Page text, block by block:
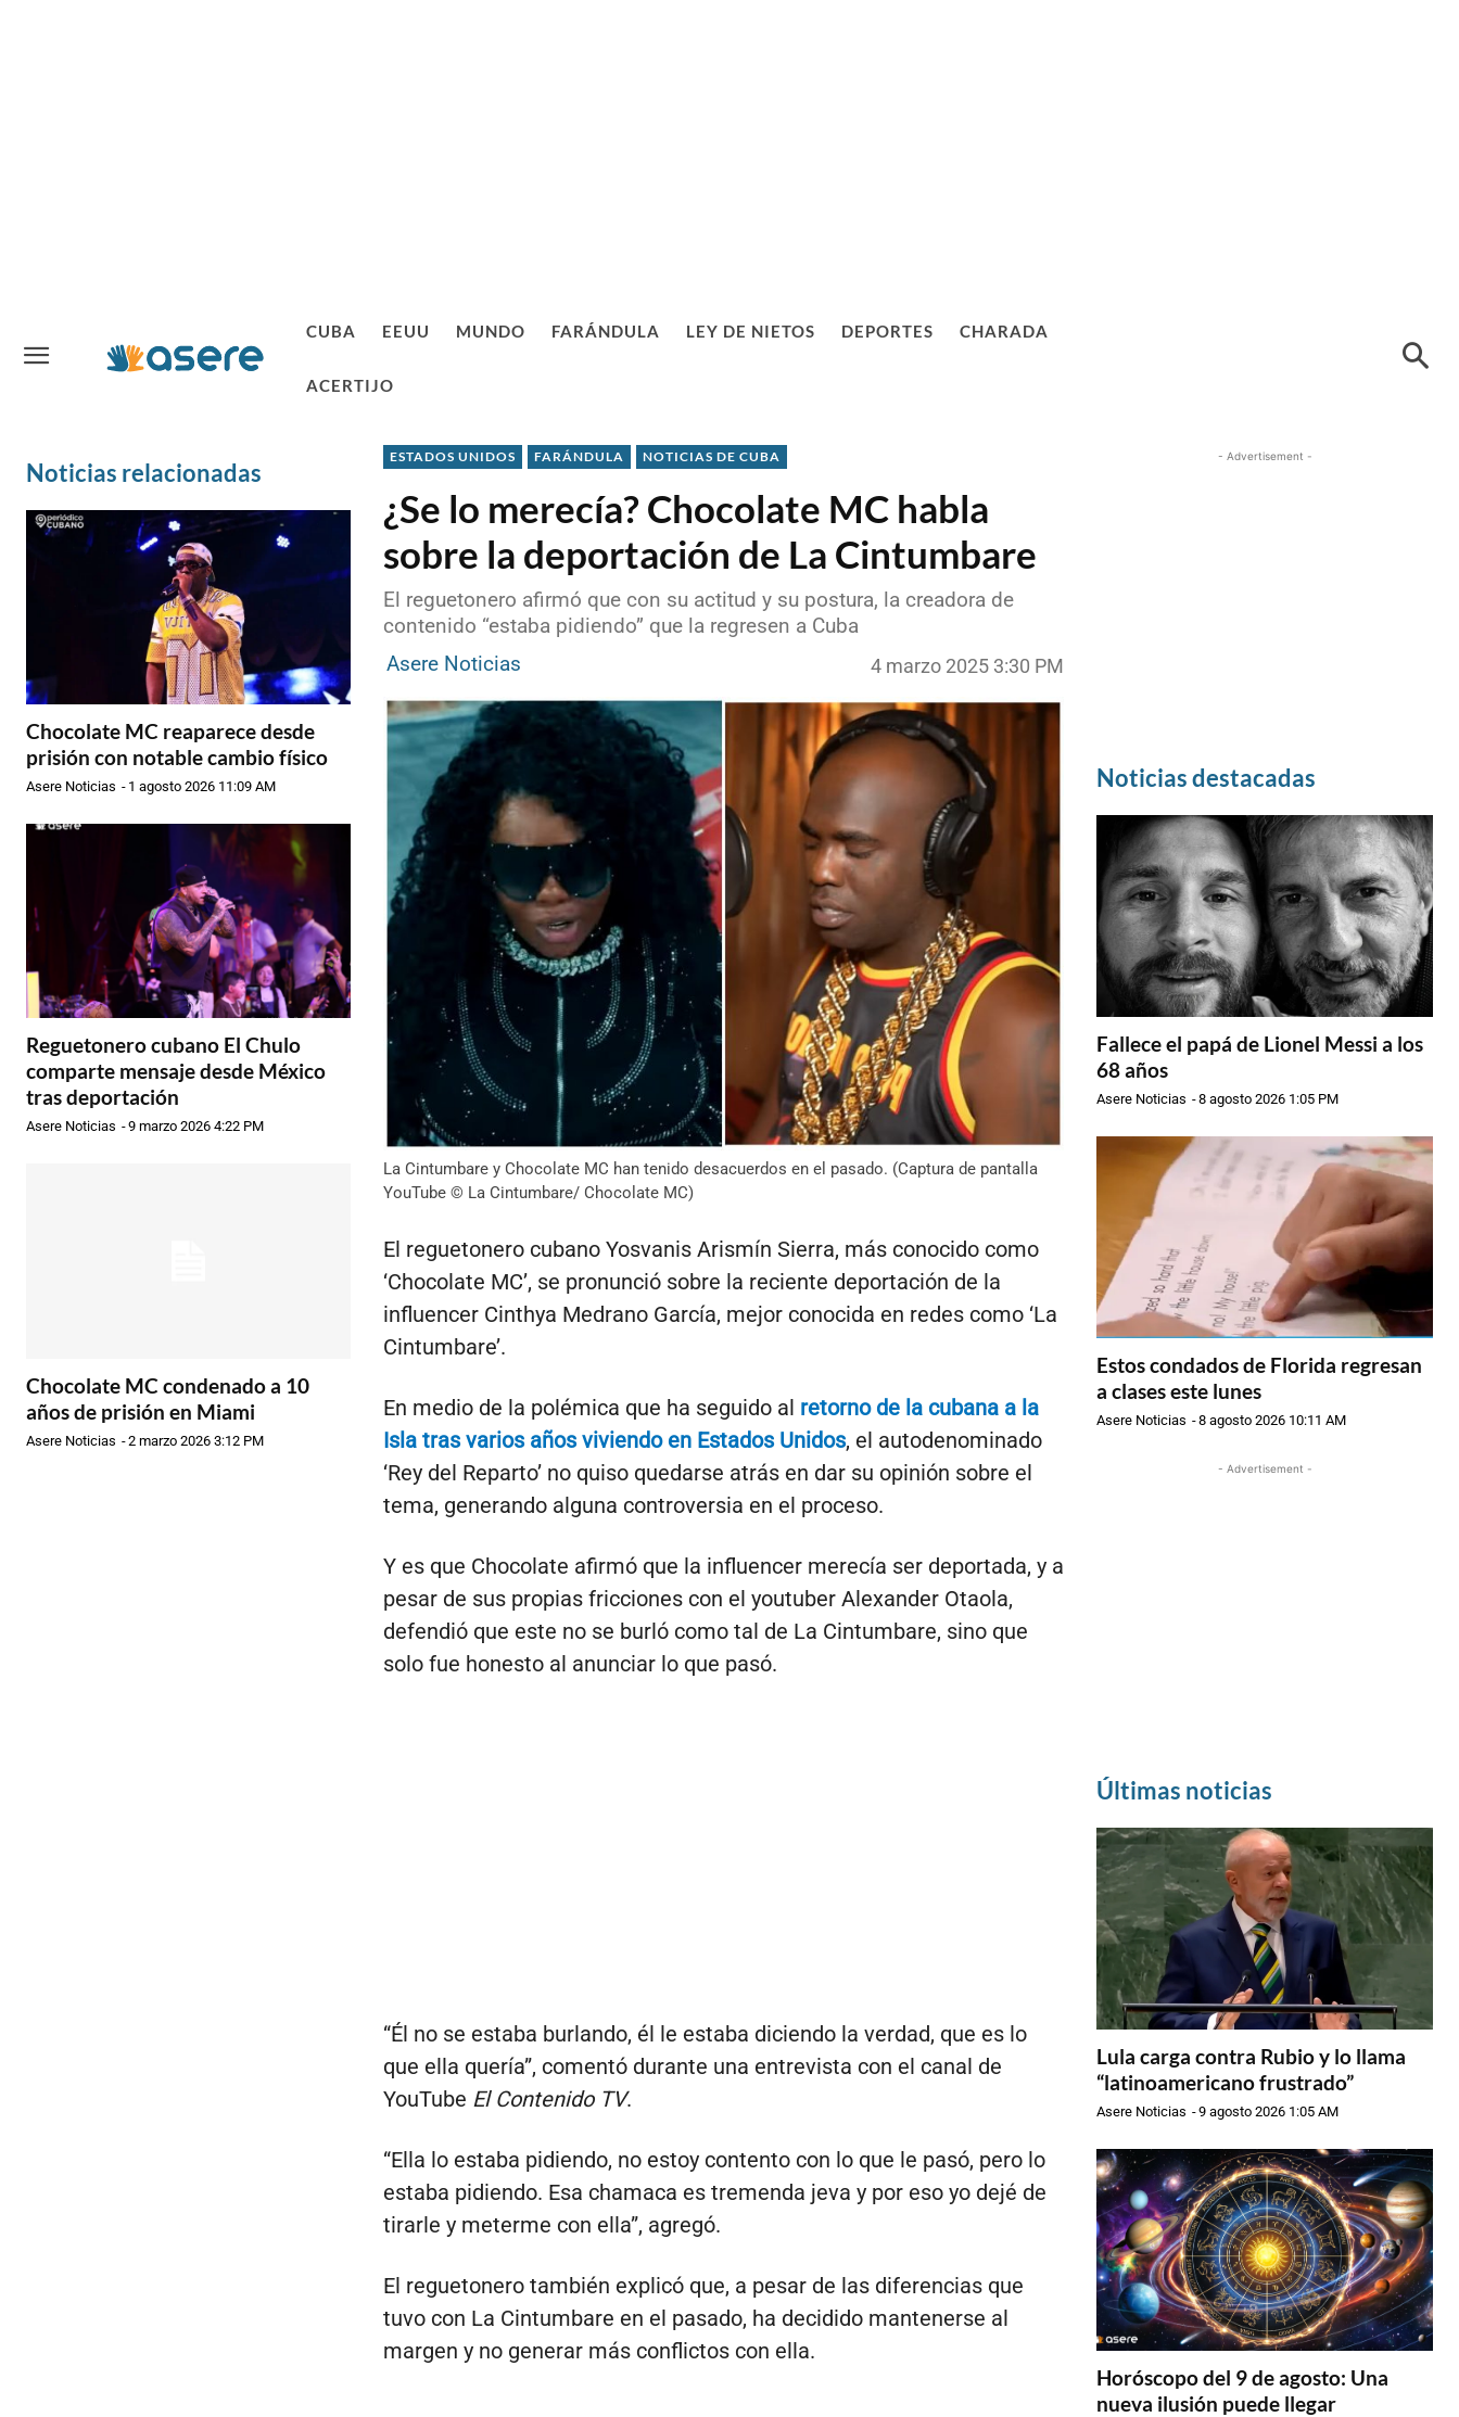
CUBA EEUU MUNDO FARÁNDULA LEY DE NIETOS DEPORTES CHARADA
ACERTIJO
Noticias relacionadas
Chocolate MC reaparece desde
prisión con notable cambio físico
Asere Noticias - 1 agosto 2026 11:09 AM
Reguetonero cubano El Chulo
comparte mensaje desde México
tras deportación
Asere Noticias -9 marzo 2026 4:22 PM
Chocolate MC condenado a 10
años de prisión en Miami
Asere Noticias -2 marzo 2026 3:12 PM
ESTADOS UNIDOS FARÁNDULA NOTICIAS DE CUBA
¿Se lo merecía? Chocolate MC habla
sobre la deportación de La Cintumbare
El reguetonero afirmó que con su actitud y su postura, la creadora de
contenido “estaba pidiendo” que la regresen a Cuba
Asere Noticias
4 marzo 2025 3:30 PM
La Cintumbare y Chocolate MC han tenido desacuerdos en el pasado. (Captura de pantalla
YouTube © La Cintumbare/ Chocolate MC)
El reguetonero cubano Yosvanis Arismín Sierra, más conocido como
‘Chocolate MC’, se pronunció sobre la reciente deportación de la
influencer Cinthya Medrano García, mejor conocida en redes como ‘La
Cintumbare’.
En medio de la polémica que ha seguido al retorno de la cubana a la
Isla tras varios años viviendo en Estados Unidos, el autodenominado
‘Rey del Reparto’ no quiso quedarse atrás en dar su opinión sobre el
tema, generando alguna controversia en el proceso.
Y es que Chocolate afirmó que la influencer merecía ser deportada, y a
pesar de sus propias fricciones con el youtuber Alexander Otaola,
defendió que este no se burló como tal de La Cintumbare, sino que
solo fue honesto al anunciar lo que pasó.
“Él no se estaba burlando, él le estaba diciendo la verdad, que es lo
que ella quería”, comentó durante una entrevista con el canal de
YouTube El Contenido TV.
“Ella lo estaba pidiendo, no estoy contento con lo que le pasó, pero lo
estaba pidiendo. Esa chamaca es tremenda jeva y por eso yo dejé de
tirarle y meterme con ella”, agregó.
El reguetonero también explicó que, a pesar de las diferencias que
tuvo con La Cintumbare en el pasado, ha decidido mantenerse al
margen y no generar más conflictos con ella.
- Advertisement -
Noticias destacadas
Fallece el papá de Lionel Messi a los
68 años
Asere Noticias -8 agosto 2026 1:05 PM
Estos condados de Florida regresan
a clases este lunes
Asere Noticias -8 agosto 2026 10:11 AM
- Advertisement -
Últimas noticias
Lula carga contra Rubio y lo llama
“latinoamericano frustrado”
Asere Noticias -9 agosto 2026 1:05 AM
Horóscopo del 9 de agosto: Una
nueva ilusión puede llegar